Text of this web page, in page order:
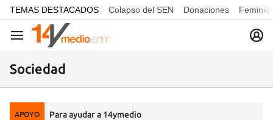
common.go-to-content
TEMAS DESTACADOS Colapso del SEN Donaciones
Navegación
Sociedad
APOYO Para ayudar a 14ymedio